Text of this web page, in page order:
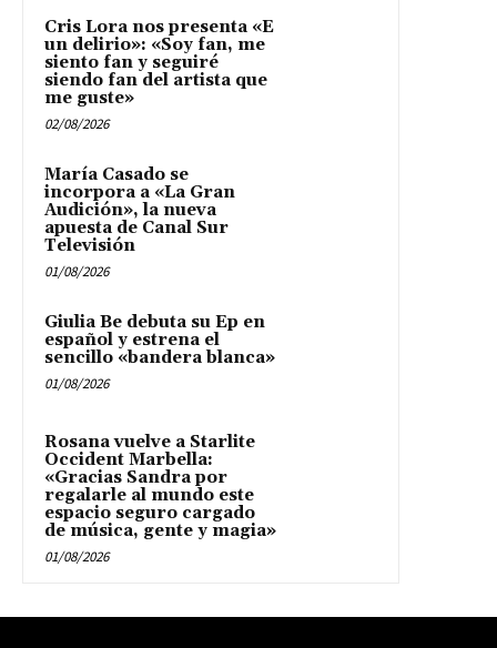
Cris Lora nos presenta «E
un delirio»: «Soy fan, me
siento fan y seguiré
siendo fan del artista que
me guste»
02/08/2026
María Casado se
incorpora a «La Gran
Audición», la nueva
apuesta de Canal Sur
Televisión
01/08/2026
Giulia Be debuta su Ep en
español y estrena el
sencillo «bandera blanca»
01/08/2026
Rosana vuelve a Starlite
Occident Marbella:
«Gracias Sandra por
regalarle al mundo este
espacio seguro cargado
de música, gente y magia»
01/08/2026